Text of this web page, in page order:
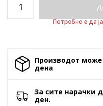
Потребно е да
Производот може
денa
За сите нарачки
ден.